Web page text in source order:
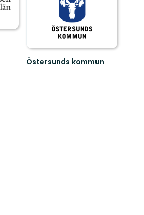
Östersunds kommun